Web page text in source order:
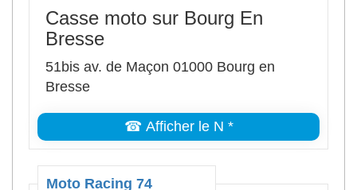
Casse moto sur Bourg En
Bresse
51bis av. de Maçon 01000 Bourg en
Bresse
☎ Afficher le N *
Moto Racing 74